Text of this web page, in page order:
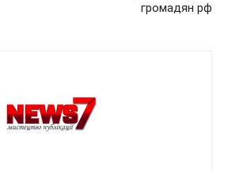
громадян рф